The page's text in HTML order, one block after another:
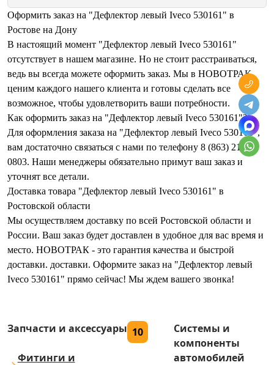
Оформить заказ на "Дефлектор левый Iveco 530161" в
Ростове на Дону
В настоящий момент "Дефлектор левый Iveco 530161"
отсутствует в нашем магазине. Но не стоит расстраиваться,
ведь вы всегда можете оформить заказ. Мы в НОВОТРАК
ценим каждого нашего клиента и готовы сделать все
возможное, чтобы удовлетворить ваши потребности.
Как оформить заказ на "Дефлектор левый Iveco 530161"?
Для оформления заказа на "Дефлектор левый Iveco 530161",
вам достаточно связаться с нами по телефону 8 (863) 210-
0803. Наши менеджеры обязательно примут ваш заказ и
уточнят все детали.
Доставка товара "Дефлектор левый Iveco 530161" в
Ростовской области
Мы осуществляем доставку по всей Ростовской области и
России. Ваш заказ будет доставлен в удобное для вас время и
место. НОВОТРАК - это гарантия качества и быстрой
доставки. доставки. Оформите заказ на "Дефлектор левый
Iveco 530161" прямо сейчас! Мы ждем вашего звонка!
Запчасти и аксессуары 10
Фитинги и
Системы и
компоненты
автомобилей